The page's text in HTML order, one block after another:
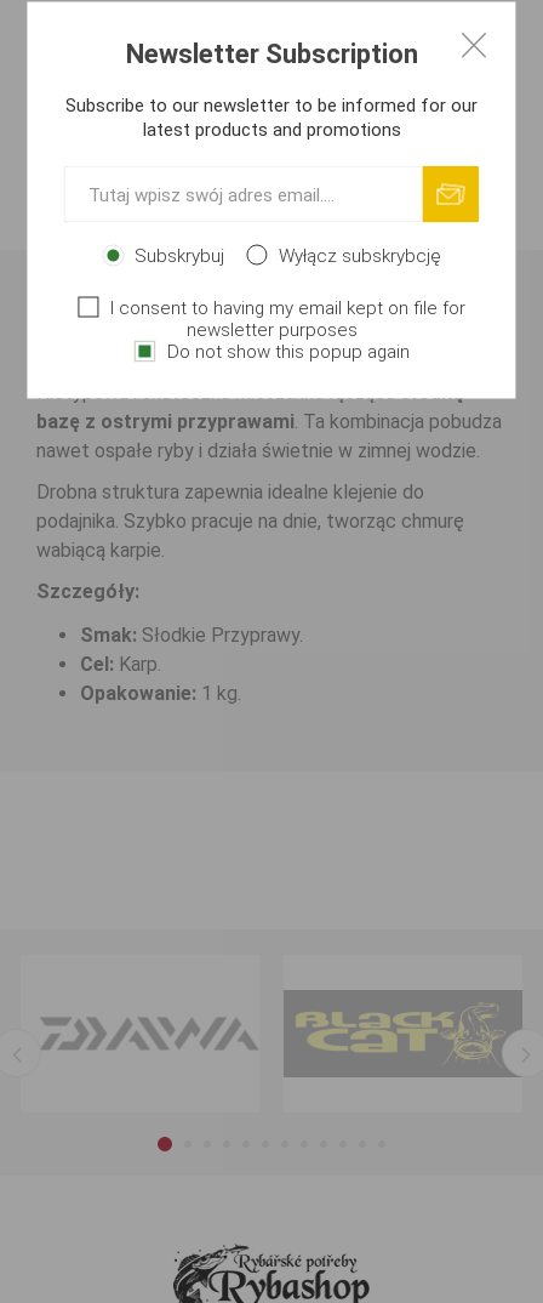
CONTACT US
Zanęta Method Feeder – Słodkie Przyprawy
Nietypowa i skuteczna mieszanka łączącasłodką
bazę z ostrymi przyprawami. Ta kombinacja pobudza
nawet ospałe ryby i działa świetnie w zimnej wodzie.
Drobna struktura zapewnia idealne klejenie do
podajnika. Szybko pracuje na dnie, tworząc chmurę
wabiącą karpie.
Szczegóły:
Smak: Słodkie Przyprawy.
Cel: Karp.
Opakowanie: 1 kg.
Newsletter Subscription
Subscribe to our newsletter to be informed for our
latest products and promotions
Subskrybuj Wyłącz subskrybcję
I consent to having my email kept on file for
newsletter purposes
Do not show this popup again